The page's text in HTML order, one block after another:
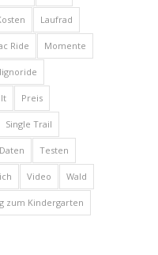
Laufrad
Ride Momente
Preis
Single Trail
Testen
Video Wald
zum Kindergarten